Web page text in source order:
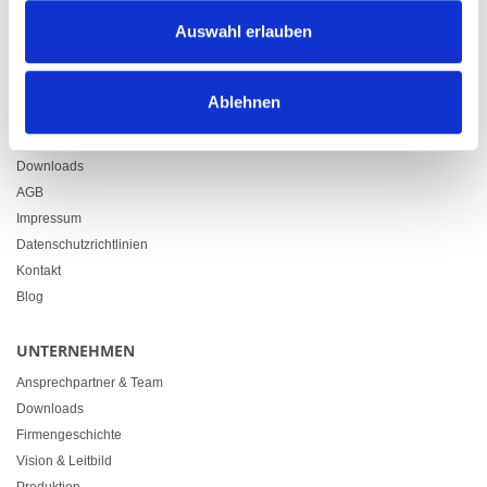
Auswahl erlauben
Ablehnen
Zürcherstrasse 37
LINKS
Downloads
AGB
Impressum
Datenschutzrichtlinien
Kontakt
Blog
UNTERNEHMEN
Ansprechpartner & Team
Downloads
Firmengeschichte
Vision & Leitbild